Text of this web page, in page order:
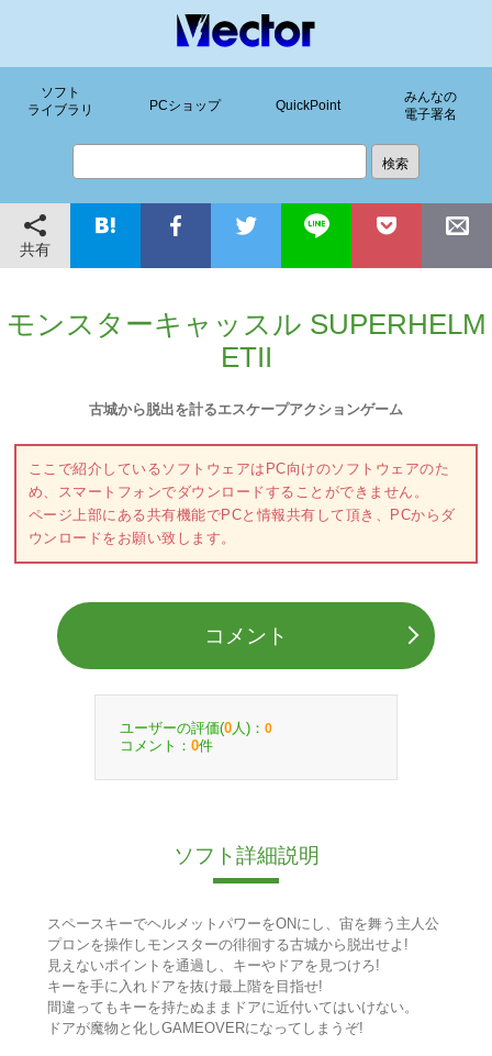
ソフト
ライブラリ
PCショップ QuickPoint
みんなの
電子署名
共有
モンスターキャッスル SUPERHELM
ETII
古城から脱出を計るエスケープアクションゲーム
ここで紹介しているソフトウェアはPC向けのソフトウェアのた
め、スマートフォンでダウンロードすることができません。
ページ上部にある共有機能でPCと情報共有して頂き、PCからダ
ウンロードをお願い致します。
コメント
ユーザーの評価(0 人)： 0
コメント： 0件
ソフト詳細説明
スペースキーでヘルメットパワーをONにし、宙を舞う主人公
プロンを操作しモンスターの徘徊する古城から脱出せよ!
見えないポイントを通過し、キーやドアを見つけろ!
キーを手に入れドアを抜け最上階を目指せ!
間違ってもキーを持たぬままドアに近付いてはいけない。
ドアが魔物と化しGAMEOVERになってしまうぞ!